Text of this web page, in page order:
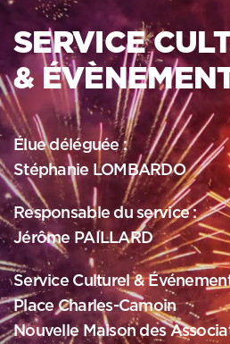
SERVICE
&
Élue déléguée :
Stéphanie LOMBARDO
Responsable du service :
Jérôme PAILLARD
Service Culturel &
Place Charles-Camoin
Nouvelle Maison des